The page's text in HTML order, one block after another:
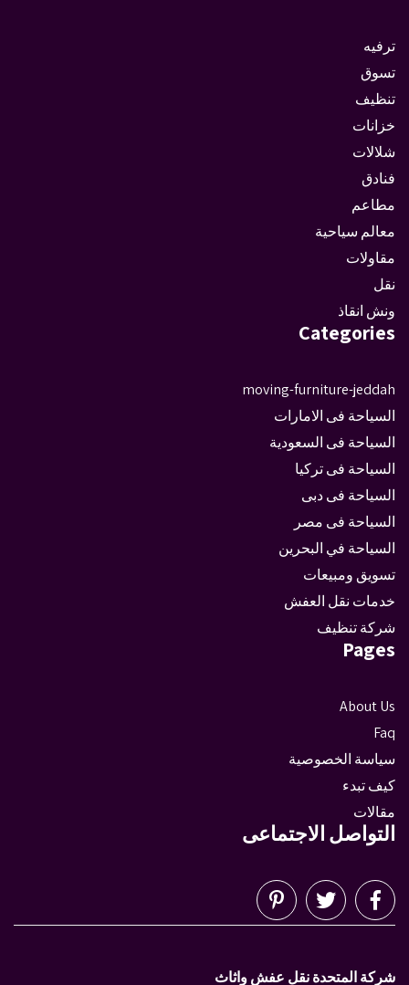
ترفيه
تسوق
تنظيف
خزانات
شلالات
فنادق
مطاعم
معالم سياحية
مقاولات
نقل
ونش انقاذ
Categories
moving-furniture-jeddah
السياحة فى الامارات
السياحة فى السعودية
السياحة فى تركيا
السياحة فى دبى
السياحة فى مصر
السياحة في البحرين
تسويق ومبيعات
خدمات نقل العفش
شركة تنظيف
Pages
About Us
Faq
سياسة الخصوصية
كيف تبدء
مقالات
التواصل الاجتماعى
شركة المتحدة نقل عفش واثاث